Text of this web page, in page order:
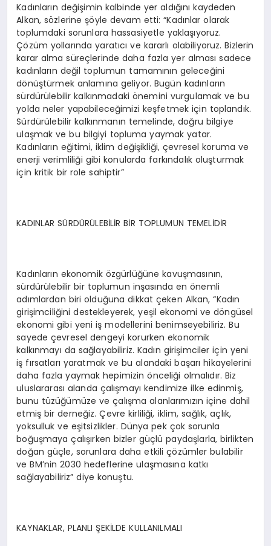
Kadınların değişimin kalbinde yer aldığını kaydeden
Alkan, sözlerine şöyle devam etti: “Kadınlar olarak
toplumdaki sorunlara hassasiyetle yaklaşıyoruz.
Çözüm yollarında yaratıcı ve kararlı olabiliyoruz. Bizlerin
karar alma süreçlerinde daha fazla yer alması sadece
kadınların değil toplumun tamamının geleceğini
dönüştürmek anlamına geliyor. Bugün kadınların
sürdürülebilir kalkınmadaki önemini vurgulamak ve bu
yolda neler yapabileceğimizi keşfetmek için toplandık.
Sürdürülebilir kalkınmanın temelinde, doğru bilgiye
ulaşmak ve bu bilgiyi topluma yaymak yatar.
Kadınların eğitimi, iklim değişikliği, çevresel koruma ve
enerji verimliliği gibi konularda farkındalık oluşturmak
için kritik bir role sahiptir”
KADINLAR SÜRDÜRÜLEBİLİR BİR TOPLUMUN TEMELİDİR
Kadınların ekonomik özgürlüğüne kavuşmasının,
sürdürülebilir bir toplumun inşasında en önemli
adımlardan biri olduğuna dikkat çeken Alkan, “Kadın
girişimciliğini destekleyerek, yeşil ekonomi ve döngüsel
ekonomi gibi yeni iş modellerini benimseyebiliriz. Bu
sayede çevresel dengeyi korurken ekonomik
kalkınmayı da sağlayabiliriz. Kadın girişimciler için yeni
iş fırsatları yaratmak ve bu alandaki başarı hikayelerini
daha fazla yaymak hepimizin önceliği olmalıdır. Biz
uluslararası alanda çalışmayı kendimize ilke edinmiş,
bunu tüzüğümüze ve çalışma alanlarımızın içine dahil
etmiş bir derneğiz. Çevre kirliliği, iklim, sağlık, açlık,
yoksulluk ve eşitsizlikler. Dünya pek çok sorunla
boğuşmaya çalışırken bizler güçlü paydaşlarla, birlikten
doğan güçle, sorunlara daha etkili çözümler bulabilir
ve BM’nin 2030 hedeflerine ulaşmasına katkı
sağlayabiliriz” diye konuştu.
KAYNAKLAR, PLANLI ŞEKİLDE KULLANILMALI